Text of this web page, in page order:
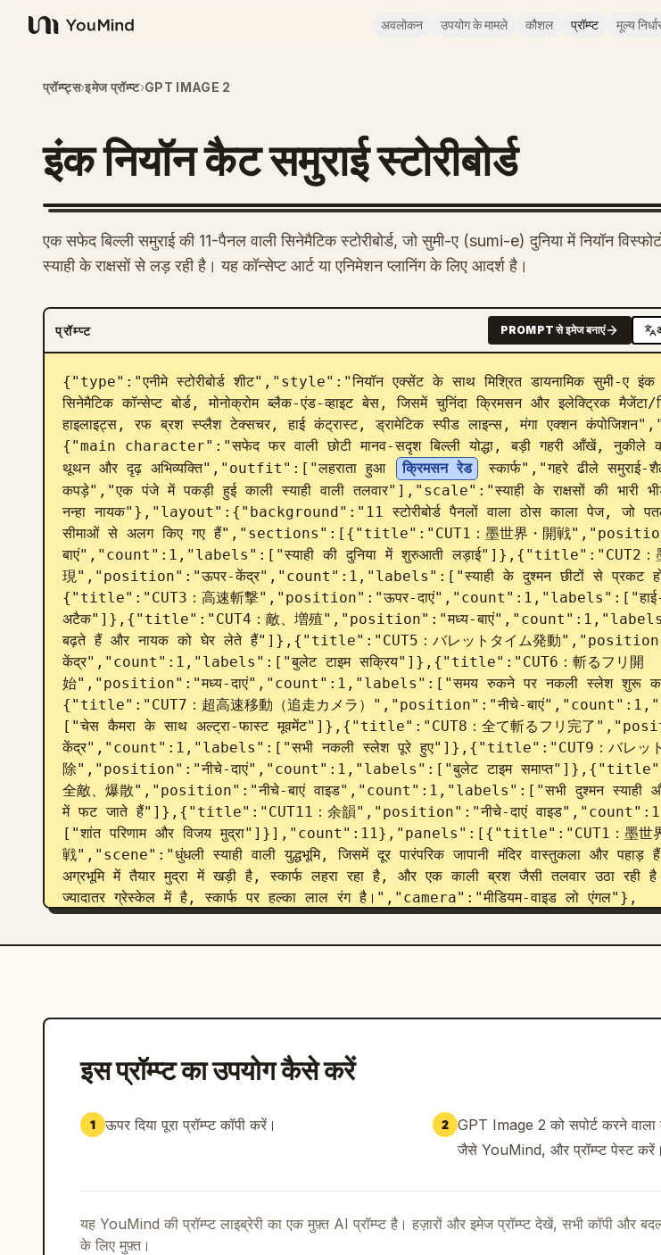
YouMind
अवलोकन उपयोग के मामले कौशल प्रॉम्प्ट मूल्य
प्रॉम्प्ट्स›इमेज प्रॉम्प्ट›GPT IMAGE 2
इंक नियॉन कैट समुराई स्टोरीबोर्ड
एक सफेद बिल्ली समुराई की 11-पैनल वाली सिनेमैटिक स्टोरीबोर्ड, जो सुमी-ए (sumi-e) दुनिया में नियॉन
स्याही के राक्षसों से लड़ रही है। यह कॉन्सेप्ट आर्ट या एनिमेशन प्लानिंग के लिए आदर्श है।
प्रॉम्प्ट PROMPT से इमेज बनाएं
{"type":"एनीमे स्टोरीबोर्ड शीट","style":"नियॉन एक्सेंट के साथ मिश्रित डायनामिक सुमी-ए इंक
सिनेमैटिक कॉन्सेप्ट बोर्ड, मोनोक्रोम ब्लैक-एंड-व्हाइट बेस, जिसमें चुनिंदा क्रिमसन और इलेक्ट्रिक मैजेंटा/
हाइलाइट्स, रफ ब्रश स्प्लैश टेक्सचर, हाई कंट्रास्ट, ड्रामेटिक स्पीड लाइन्स, मंगा एक्शन
{"main character":"सफेद फर वाली छोटी मानव-सदृश बिल्ली योद्धा, बड़ी गहरी आँखें, नुकीले
थूथन और दृढ़ अभिव्यक्ति","outfit":["लहराता हुआ
क्रिमसन रेड
स्कार्फ","गहरे ढीले समुराई-
कपड़े","एक पंजे में पकड़ी हुई काली स्याही वाली तलवार"],"scale":"स्याही के राक्षसों की भारी
नन्हा नायक"},"layout":{"background":"11 स्टोरीबोर्ड पैनलों वाला ठोस काला पेज, जो
सीमाओं से अलग किए गए हैं","sections":[{"title":"CUT1：墨世界・開戦
बाएं","count":1,"labels":["स्याही की दुनिया में शुरुआती लड़ाई"]},{"title":"CUT2：墨
現","position":"ऊपर-केंद्र","count":1,"labels":["स्याही के दुश्मन छीटों से प्रकट
{"title":"CUT3：高速斬撃","position":"ऊपर-दाएं","count":1,"labels":["हाई-
अटैक"]},{"title":"CUT4：敵、増殖","position":"मध्य-
बढ़ते हैं और नायक को घेर लेते हैं"]},{"title":"CUT5：バレットタイム発動
केंद्र","count":1,"labels":["बुलेट टाइम सक्रिय"]},{"title":"CUT6：斬るフリ開
始","position":"मध्य-दाएं","count":1,"labels":["समय रुकने पर नकली स्लेश शुरू
{"title":"CUT7：超高速移動（追走カメラ）","position":"नीचे-
["चेस कैमरा के साथ अल्ट्रा-फास्ट मूवमेंट"]},{"title":"CUT8：全て斬るフリ完了
केंद्र","count":1,"labels":["सभी नकली स्लेश पूरे हुए"]},{"title":"CUT9：バレット
除","position":"नीचे-दाएं","count":1,"labels":["बुलेट टाइम
全敵、爆散","position":"नीचे-बाएं वाइड","count":1,"labels":["सभी दुश्मन स्याही और
में फट जाते हैं"]},{"title":"CUT11：余韻","position":"नीचे-दाएं
["शांत परिणाम और विजय मुद्रा"]}],"count":11},"panels":[{"title":"CUT1：墨世
戦","scene":"धुंधली स्याही वाली युद्धभूमि, जिसमें दूर पारंपरिक जापानी मंदिर वास्तुकला और पहाड़ हैं।
अग्रभूमि में तैयार मुद्रा में खड़ी है, स्कार्फ लहरा रहा है, और एक काली ब्रश जैसी तलवार उठा रही
ज्यादातर ग्रेस्केल में है, स्कार्फ पर हल्का लाल रंग है।","camera":"मीडियम-वाइड लो एंगल"},
{"title":"CUT2：墨の敵、出現","scene":"छोटी बिल्ली के चारों ओर हिंसक काली स्याही
चमकती सफेद आँखों वाले दर्जनों निराकार छाया दुश्मन निकलते हैं। अराजक छींटे फ्रेम को भर देते
का क्लोज-अप शॉट। बिल्ली उग्र आत्मविश्वास के साथ तलवार को लंबवत उठाती है जबकि पास के
जगह पर जम जाते हैं। छींटे हवा में लटके रहते हैं।","camera":"टाइट क्लोज-
フリ開始","scene":"जमे हुए समय में, केवल बिल्ली चलती है, जमे हुए छाया दुश्मनों के बीच एक
कदम रखती है। स्कार्फ ग्रेस्केल दृश्य के माध्यम से सुंदर लाल वक्र खींचता
शॉट"},{"title":"CUT7：超高速移動（追走カメラ）","scene":"एक स्पीड-टनल कंपोजिशन
रेडियल ब्लर में खिंची हुई है।","camera":"ट्रैकिंग चेस शॉट"},{"title":"CUT8：全て斬る
了","scene":"नायक हर दुश्मन के चारों ओर सभी स्लेश पोज़ पूरे करने के बाद केंद्र में लौट आता
द्रव्यमान शांत बिल्ली के चारों ओर एक गोलाकार भंवर बनाते हैं।","camera":"वाइड सेंटर्ड शॉट"},
इस प्रॉम्प्ट का उपयोग कैसे करें
1 ऊपर दिया पूरा प्रॉम्प्ट कॉपी करें। 2 GPT Image 2 को सपोर्ट करने वाला
जैसे YouMind, और प्रॉम्प्ट पेस्ट करें।
यह YouMind की प्रॉम्प्ट लाइब्रेरी का एक मुफ़्त AI प्रॉम्प्ट है। हज़ारों और इमेज प्रॉम्प्ट देखें, सभी कॉपी और
के लिए मुफ़्त।